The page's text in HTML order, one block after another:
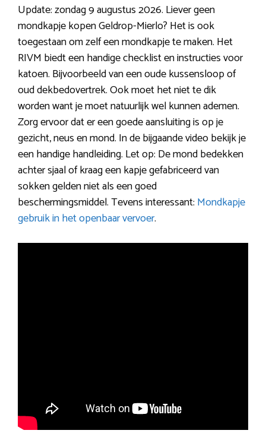
Update: zondag 9 augustus 2026. Liever geen
mondkapje kopen Geldrop-Mierlo? Het is ook
toegestaan om zelf een mondkapje te maken. Het
RIVM biedt een handige checklist en instructies voor
katoen. Bijvoorbeeld van een oude kussensloop of
oud dekbedovertrek. Ook moet het niet te dik
worden want je moet natuurlijk wel kunnen ademen.
Zorg ervoor dat er een goede aansluiting is op je
gezicht, neus en mond. In de bijgaande video bekijk je
een handige handleiding. Let op: De mond bedekken
achter sjaal of kraag een kapje gefabriceerd van
sokken gelden niet als een goed
beschermingsmiddel. Tevens interessant: Mondkapje
gebruik in het openbaar vervoer.